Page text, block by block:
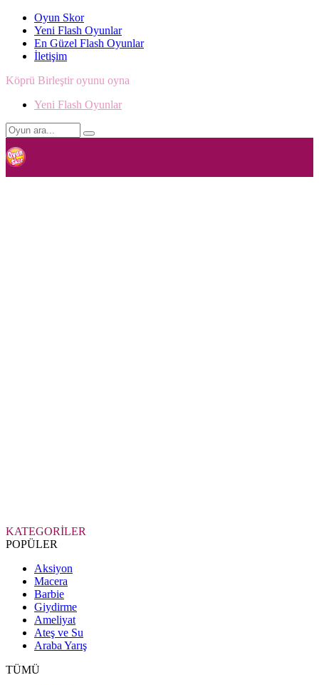
Oyun Skor
Yeni Flash Oyunlar
En Güzel Flash Oyunlar
İletişim
Köprü Birleştir oyunu oyna
Yeni Flash Oyunlar
KATEGORİLER
POPÜLER
Aksiyon
Macera
Barbie
Giydirme
Ameliyat
Ateş ve Su
Araba Yarış
TÜMÜ